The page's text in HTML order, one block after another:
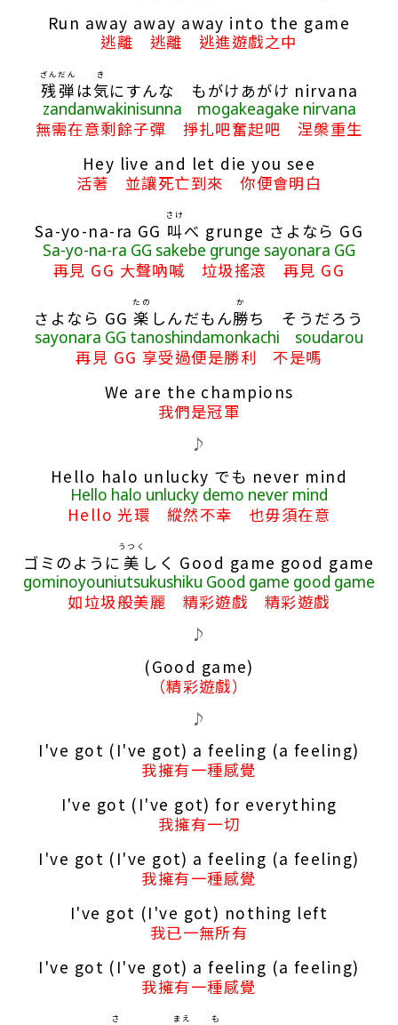
Run away away away into the game
逃離 逃離 逃進遊戲之中
残弾
ざんだん
は気
き
にすんな もがけあがけ nirvana
zandanwakinisunna mogakeagake nirvana
無需在意剩餘子彈 掙扎吧奮起吧 涅槃重生
Hey live and let die you see
活著 並讓死亡到來 你便會明白
Sa-yo-na-ra GG 叫
さけ
べ grunge さよなら GG
Sa-yo-na-ra GG sakebe grunge sayonara GG
再見 GG 大聲吶喊 垃圾搖滾 再見 GG
さよなら GG 楽
たの
しんだもん勝
か
ち そうだろう
sayonara GG tanoshindamonkachi soudarou
再見 GG 享受過便是勝利 不是嗎
We are the champions
我們是冠軍
♪
Hello halo unlucky でも never mind
Hello halo unlucky demo never mind
Hello 光環 縱然不幸 也毋須在意
ゴミのように 美
うつく
しく Good game good game
gominoyouniutsukushiku Good game good game
如垃圾般美麗 精彩遊戲 精彩遊戲
♪
(Good game)
（精彩遊戲）
♪
I've got (I've got) a feeling (a feeling)
我擁有一種感覺
I've got (I've got) for everything
我擁有一切
I've got (I've got) a feeling (a feeling)
我擁有一種感覺
I've got (I've got) nothing left
我已一無所有
I've got (I've got) a feeling (a feeling)
我擁有一種感覺
さ まえ も